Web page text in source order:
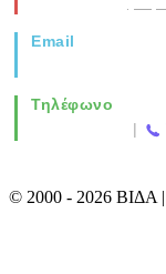
Email
Τηλέφωνο
|
© 2000 - 2026 ΒΙΔΑ